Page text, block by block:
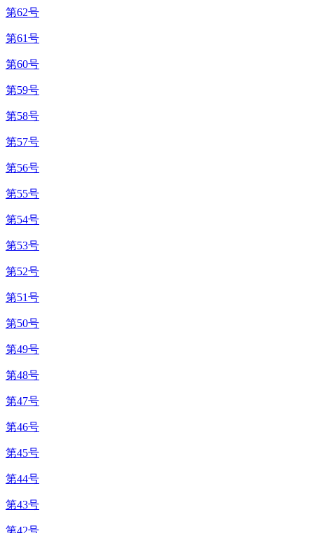
第62号
第61号
第60号
第59号
第58号
第57号
第56号
第55号
第54号
第53号
第52号
第51号
第50号
第49号
第48号
第47号
第46号
第45号
第44号
第43号
第42号